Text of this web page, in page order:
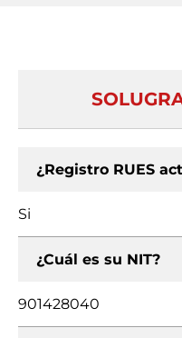
¿Registro RUES
Si
¿Cuál es su NIT?
901428040